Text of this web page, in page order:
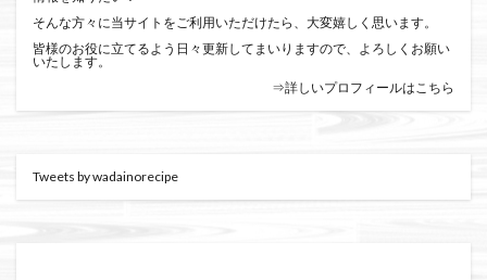
そんな方々に当サイトをご利用いただけたら、大変嬉しく思います。
皆様のお役に立てるよう日々更新してまいりますので、よろしくお願い
いたします。
⇒詳しいプロフィールはこちら
Tweets by wadainorecipe